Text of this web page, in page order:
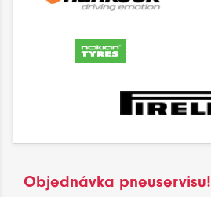
Objednávka pneuservisu!